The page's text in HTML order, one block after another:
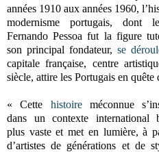
années 1910 aux années 1960,
modernisme portugais, dont
Fernando Pessoa fut la figure
son principal fondateur, se
capitale française, centre
siècle, attire les Portugais en quête
« Cette histoireméconnue
dans un contexte international
plus vaste et met en lumière, à
d’artistes de générations et de